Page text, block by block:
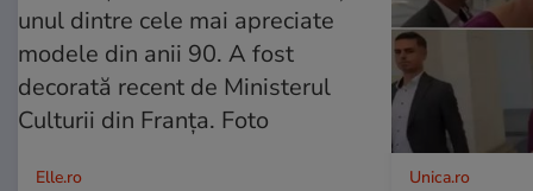
Elle.ro Unica.ro